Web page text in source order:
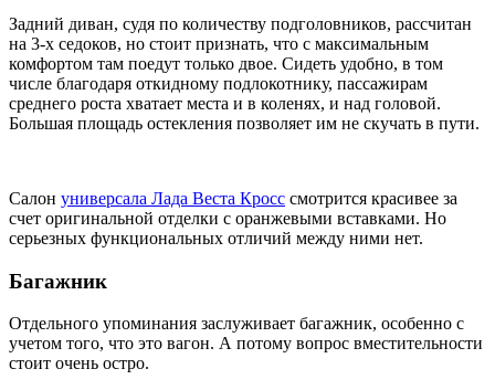
Задний диван, судя по количеству подголовников, рассчитан
на 3-х седоков, но стоит признать, что с максимальным
комфортом там поедут только двое. Сидеть удобно, в том
числе благодаря откидному подлокотнику, пассажирам
среднего роста хватает места и в коленях, и над головой.
Большая площадь остекления позволяет им не скучать в пути.
Салон универсала Лада Веста Кросс смотрится красивее за
счет оригинальной отделки с оранжевыми вставками. Но
серьезных функциональных отличий между ними нет.
Багажник
Отдельного упоминания заслуживает багажник, особенно с
учетом того, что это вагон. А потому вопрос вместительности
стоит очень остро.